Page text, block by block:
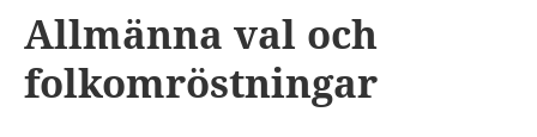
Allmänna val och
folkomröstningar